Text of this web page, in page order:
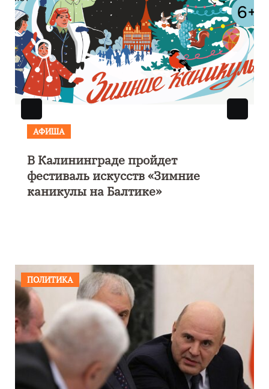
АФИША
В Калининграде пройдет
фестиваль искусств «Зимние
каникулы на Балтике»
ПОЛИТИКА